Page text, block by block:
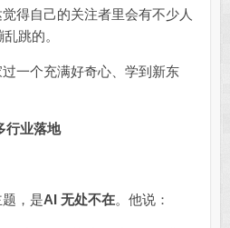
自己的关注者里会有不少人
跳的。
个充满好奇心、学到新东
行业落地
，是AI 无处不在。他说：